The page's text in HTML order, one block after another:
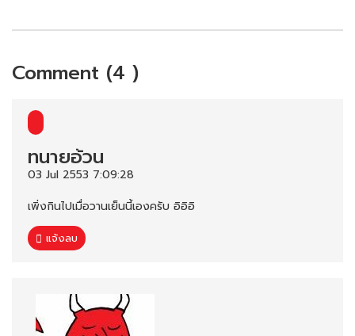
Comment (4 )
ทนายอ้วน
03 Jul 2553 7:09:28
เพิ่งกินไปเมื่อวานเย็นนี้เองครับ อิอิอิ
แจ้งลบ